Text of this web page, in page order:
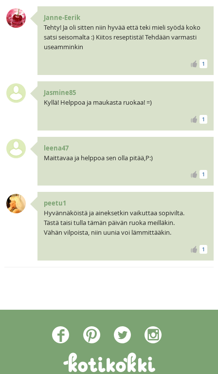
Janne-Eerik
Tehty! Ja oli sitten niin hyvää että teki mieli syödä koko
satsi seisomalta :) Kiitos reseptistä! Tehdään varmasti
useamminkin
1
Jasmine85
Kyllä! Helppoa ja maukasta ruokaa! =)
1
leena47
Maittavaa ja helppoa sen olla pitää,P:)
1
peetu1
Hyvännäköistä ja aineksetkin vaikuttaa sopivilta.
Tästä taisi tulla tämän päivän ruoka meilläkin.
Vähän vilpoista, niin uunia voi lämmittääkin.
1